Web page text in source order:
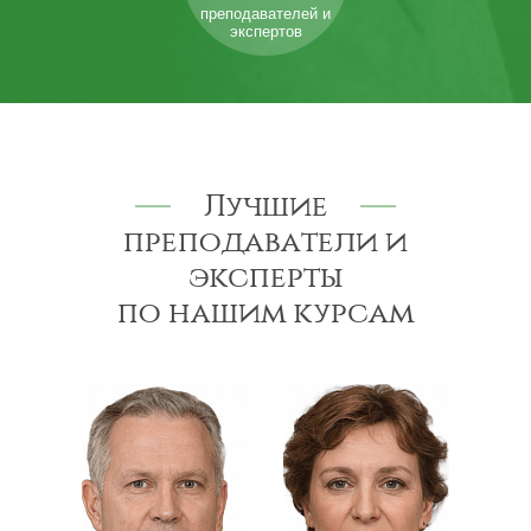
преподавателей и
экспертов
Лучшие
преподаватели и
эксперты
по нашим курсам